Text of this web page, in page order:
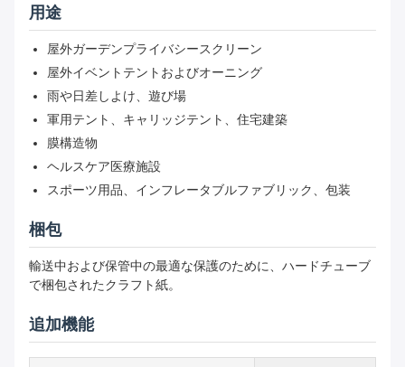
用途
屋外ガーデンプライバシースクリーン
屋外イベントテントおよびオーニング
雨や日差しよけ、遊び場
軍用テント、キャリッジテント、住宅建築
膜構造物
ヘルスケア医療施設
スポーツ用品、インフレータブルファブリック、包装
梱包
輸送中および保管中の最適な保護のために、ハードチューブ
で梱包されたクラフト紙。
追加機能